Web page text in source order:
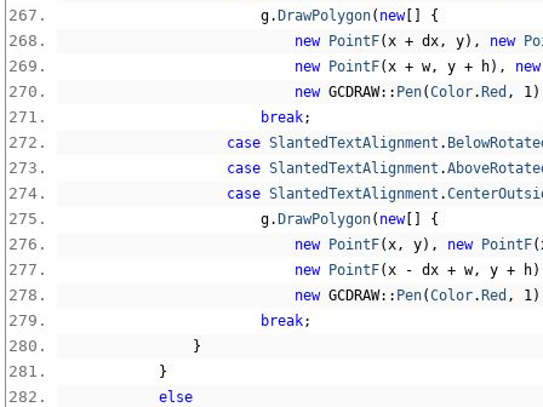
                        g
. DrawPolygon( new[]
{
new
PointF(x + dx, y), new
new
PointF(x + w, y + h),
new
new GCDRAW:: Pen(Color. Red , 1
break;
case SlantedTextAlignment .
case SlantedTextAlignment .
case SlantedTextAlignment .
                        g
. DrawPolygon( new[]
{
new
PointF(x, y), new PointF(
new
PointF(x - dx + w, y + h
new GCDRAW:: Pen(Color. Red , 1
break;
}
}
else